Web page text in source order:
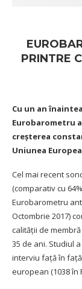
PRINTRE
Cu un an
Eurobarometru
creșterea
Uniunea
Cel mai recent
(comparativ cu
Eurobarometru
Octombrie 2017)
calității de
35 de ani. Studiul
interviu faţă în
european (1038 în